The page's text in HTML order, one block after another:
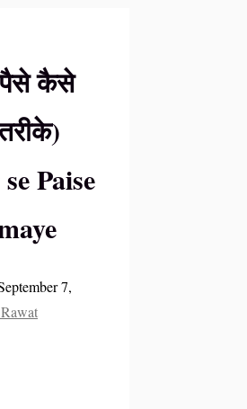
पैसे कैसे
Paise
7,